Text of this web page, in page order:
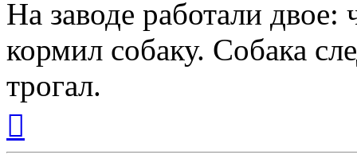
На заводе работали двое:
кормил собаку. Собака
трогал.
началу